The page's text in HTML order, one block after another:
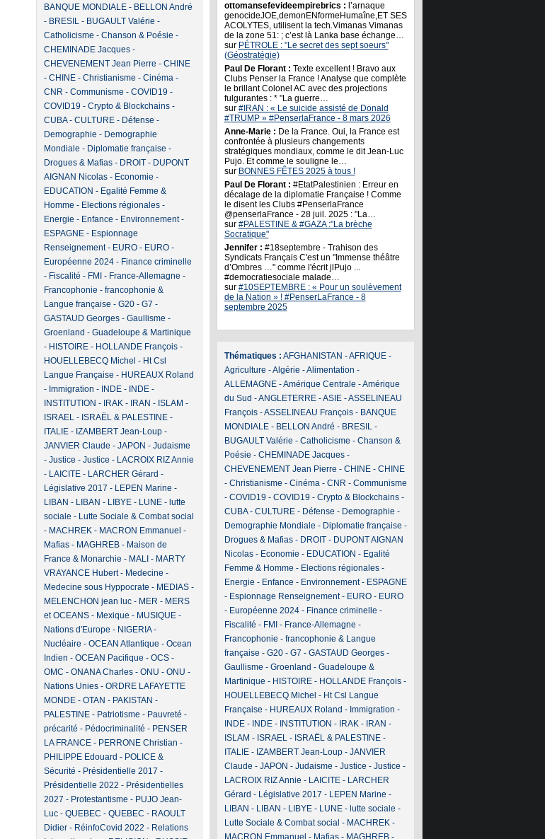
BANQUE MONDIALE- BELLON André
- BRESIL- BUGAULT Valérie -
Catholicisme - Chanson & Poésie -
CHEMINADE Jacques-
CHEVENEMENT Jean Pierre - CHINE
- CHINE- Christianisme - Cinéma-
CNR - Communisme - COVID19 -
COVID19 - Crypto & Blockchains-
CUBA- CULTURE- Défense -
Demographie - Demographie
Mondiale - Diplomatie française -
Drogues & Mafias- DROIT- DUPONT
AIGNAN Nicolas- Economie -
EDUCATION - Egalité Femme &
Homme - Elections régionales-
Energie - Enfance - Environnement-
ESPAGNE- Espionnage
Renseignement- EURO- EURO-
Européenne 2024- Finance criminelle
- Fiscalité - FMI - France-Allemagne -
Francophonie - francophonie &
Langue française - G20- G7 -
GASTAUD Georges- Gaullisme -
Groenland - Guadeloupe & Martinique
- HISTOIRE- HOLLANDE François-
HOUELLEBECQ Michel - Ht Csl
Langue Française - HUREAUX Roland
- Immigration - INDE- INDE-
INSTITUTION - IRAK- IRAN - ISLAM -
ISRAEL- ISRAËL & PALESTINE-
ITALIE- IZAMBERT Jean-Loup-
JANVIER Claude - JAPON - Judaisme
- Justice - Justice - LACROIX RIZ Annie
- LAICITE- LARCHER Gérard -
Législative 2017 - LEPEN Marine -
LIBAN - LIBAN - LIBYE- LUNE- lutte
sociale - Lutte Sociale & Combat social
- MACHREK- MACRON Emmanuel -
Mafias- MAGHREB- Maison de
France & Monarchie - MALI - MARTY
VRAYANCE Hubert- Medecine -
Medecine sous Hyppocrate - MEDIAS-
MELENCHON jean luc- MER - MERS
et OCEANS- Mexique - MUSIQUE-
Nations d'Europe - NIGERIA-
Nucléaire - OCEAN Atlantique - Ocean
Indien - OCEAN Pacifique - OCS-
OMC - ONANA Charles- ONU - ONU -
Nations Unies- ORDRE LAFAYETTE
MONDE- OTAN - PAKISTAN -
PALESTINE- Patriotisme - Pauvreté -
précarité - Pédocriminalité - PENSER
LA FRANCE- PERRONE Christian -
PHILIPPE Edouard - POLICE &
Sécurité - Présidentielle 2017 -
Présidentielle 2022 - Présidentielles
2027 - Protestantisme - PUJO Jean-
Luc- QUEBEC - QUEBEC - RAOULT
Didier- RéinfoCovid 2022 - Relations
ottomansefevideempirebrics : l’arnaque
genocideJOE,demonENformeHumaîne,ET SES
ACOLYTES, utilisent la tech.Vimanas Vimanas
de la zone 51: ; c’est là Lanka base échange…
sur PÉTROLE : "Le secret des sept soeurs"
(Géostratégie)
Paul De Florant : Texte excellent ! Bravo aux
Clubs Penser la France ! Analyse que complète
le brillant Colonel AC avec des projections
fulgurantes : * "La guerre…
sur #IRAN : « Le suicide assisté de Donald
#TRUMP » #PenserlaFrance - 8 mars 2026
Anne-Marie : De la France. Oui, la France est
confrontée à plusieurs changements
stratégiques mondiaux, comme le dit Jean-Luc
Pujo. Et comme le souligne le…
sur BONNES FÊTES 2025 à tous !
Paul De Florant : #EtatPalestinien : Erreur en
décalage de la diplomatie Française ! Comme
le disent les Clubs #PenserlaFrance
@penserlaFrance - 28 juil. 2025 : "La…
sur #PALESTINE & #GAZA :"La brèche
Socratique"
Jennifer : #18septembre - Trahison des
Syndicats Français C'est un "Immense théâtre
d’Ombres …" comme l'écrit jlPujo ...
#democratiesociale malade…
sur #10SEPTEMBRE : « Pour un soulèvement
de la Nation » ! #PenserLaFrance - 8
septembre 2025
Thématiques : AFGHANISTAN -AFRIQUE-
Agriculture -Algérie -Alimentation -
ALLEMAGNE-Amérique Centrale -Amérique
du Sud -ANGLETERRE-ASIE-ASSELINEAU
François-ASSELINEAU François- BANQUE
MONDIALE- BELLON André - BRESIL-
BUGAULT Valérie - Catholicisme - Chanson &
Poésie - CHEMINADE Jacques-
CHEVENEMENT Jean Pierre - CHINE- CHINE
- Christianisme - Cinéma- CNR - Communisme
- COVID19 - COVID19 - Crypto & Blockchains-
CUBA- CULTURE- Défense - Demographie -
Demographie Mondiale - Diplomatie française -
Drogues & Mafias- DROIT- DUPONT AIGNAN
Nicolas- Economie - EDUCATION - Egalité
Femme & Homme - Elections régionales-
Energie - Enfance - Environnement- ESPAGNE
- Espionnage Renseignement- EURO- EURO
- Européenne 2024- Finance criminelle -
Fiscalité - FMI - France-Allemagne -
Francophonie - francophonie & Langue
française - G20- G7 - GASTAUD Georges-
Gaullisme - Groenland - Guadeloupe &
Martinique - HISTOIRE- HOLLANDE François-
HOUELLEBECQ Michel - Ht Csl Langue
Française - HUREAUX Roland - Immigration -
INDE- INDE- INSTITUTION - IRAK- IRAN -
ISLAM - ISRAEL- ISRAËL & PALESTINE-
ITALIE- IZAMBERT Jean-Loup- JANVIER
Claude - JAPON - Judaisme - Justice - Justice -
LACROIX RIZ Annie - LAICITE- LARCHER
Gérard - Législative 2017 - LEPEN Marine -
LIBAN - LIBAN - LIBYE- LUNE- lutte sociale -
Lutte Sociale & Combat social - MACHREK-
MACRON Emmanuel - Mafias- MAGHREB-